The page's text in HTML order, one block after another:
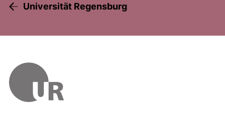
Universität Regensburg